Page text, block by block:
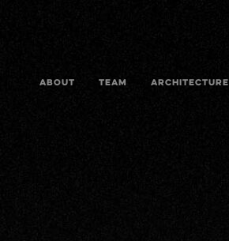
ABOUT TEAM ARCHITECTURE